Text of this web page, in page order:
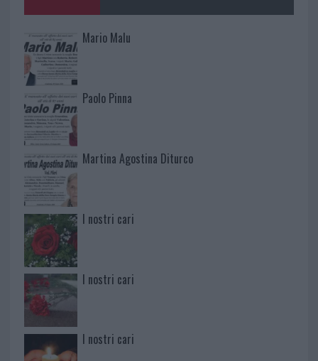
Mario Malu
Paolo Pinna
Martina Agostina Diturco
I nostri cari
I nostri cari
I nostri cari